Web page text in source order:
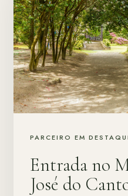
PARCEIRO EM
Entrada no
José do